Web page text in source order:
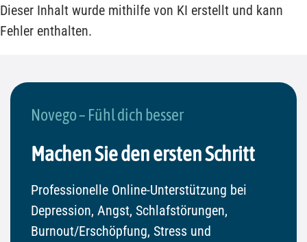
Dieser Inhalt wurde mithilfe von KI erstellt und kann
Fehler enthalten.
Novego – Fühl dich besser
Machen Sie den ersten Schritt
Professionelle Online-Unterstützung bei
Depression, Angst, Schlafstörungen,
Burnout/Erschöpfung, Stress und